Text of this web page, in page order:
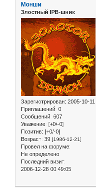
Монши
Злостный IPB-шник
Зарегистрирован: 2005-10-11
Приглашений: 0
Сообщений: 607
Уважение: [+0/-0]
Позитив: [+0/-0]
Возраст: 39 [1986-12-21]
Провел на форуме:
Не определено
Последний визит:
2006-12-28 00:49:05